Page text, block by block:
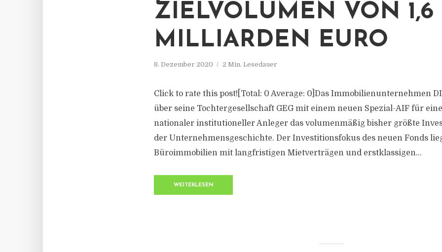
ZIELVOLUMEN VON 1,6
MILLIARDEN EURO
8. Dezember 2020 2 Min. Lesedauer
Click to rate this post![Total: 0 Average: 0]Das Immobilienunternehmen
über seine Tochtergesellschaft GEG mit einem neuen Spezial-AIF für
nationaler institutioneller Anleger das volumenmäßig bisher größte
der Unternehmensgeschichte. Der Investitionsfokus des neuen Fonds
Büroimmobilien mit langfristigen Mietverträgen und erstklassigen...
WEITERLESEN